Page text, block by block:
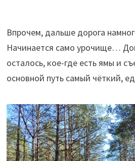
Впрочем, дальше дорога
Начинается само урочище…
осталось, кое-где есть ямы и
основной путь самый чёткий,